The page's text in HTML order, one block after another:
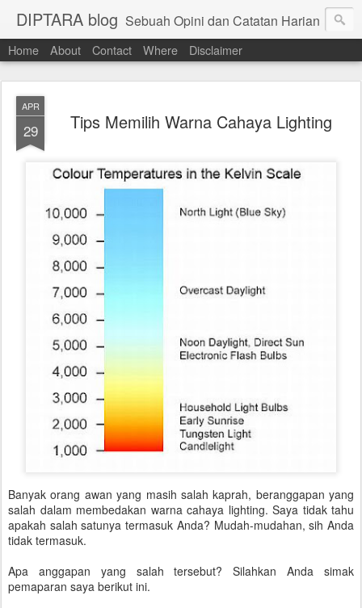
DIPTARA blog Sebuah Opini dan Catatan Harian
Home About Contact Where Disclaimer
APR
29 Tips Memilih Warna Cahaya Lighting
Banyak orang awan yang masih salah kaprah, beranggapan yang
salah dalam membedakan warna cahaya lighting. Saya tidak tahu
apakah salah satunya termasuk Anda? Mudah-mudahan, sih Anda
tidak termasuk.
Apa anggapan yang salah tersebut? Silahkan Anda simak
pemaparan saya berikut ini.